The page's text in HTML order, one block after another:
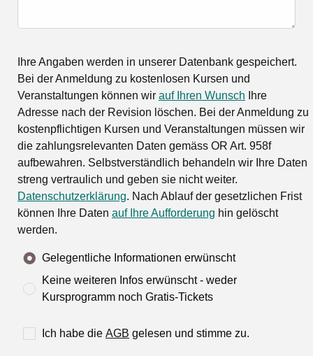
Ihre Angaben werden in unserer Datenbank gespeichert.
Bei der Anmeldung zu kostenlosen Kursen und
Veranstaltungen können wir auf Ihren Wunsch Ihre
Adresse nach der Revision löschen. Bei der Anmeldung zu
kostenpflichtigen Kursen und Veranstaltungen müssen wir
die zahlungsrelevanten Daten gemäss OR Art. 958f
aufbewahren. Selbstverständlich behandeln wir Ihre Daten
streng vertraulich und geben sie nicht weiter.
Datenschutzerklärung. Nach Ablauf der gesetzlichen Frist
können Ihre Daten auf Ihre Aufforderung hin gelöscht
werden.
Gelegentliche Informationen erwünscht
Keine weiteren Infos erwünscht - weder
Kursprogramm noch Gratis-Tickets
Ich habe die AGB gelesen und stimme zu.